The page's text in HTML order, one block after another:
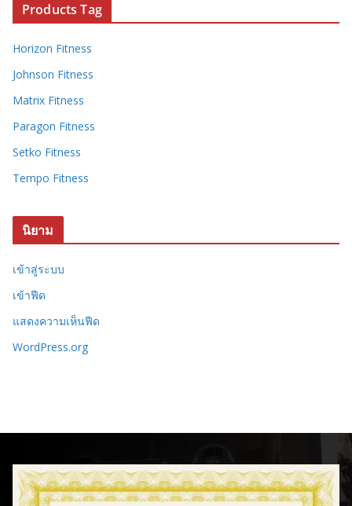
Products Tag
Horizon Fitness
Johnson Fitness
Matrix Fitness
Paragon Fitness
Setko Fitness
Tempo Fitness
นิยาม
เข้าสู่ระบบ
เข้าฟีด
แสดงความเห็นฟีด
WordPress.org